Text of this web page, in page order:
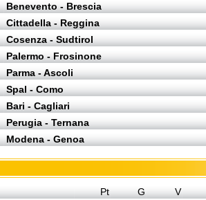
Benevento - Brescia
Cittadella - Reggina
Cosenza - Sudtirol
Palermo - Frosinone
Parma - Ascoli
Spal - Como
Bari - Cagliari
Perugia - Ternana
Modena - Genoa
Pt G
V